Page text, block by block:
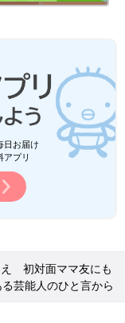
日お届け
プリ
初対面ママ友にも
芸能人のひと言から